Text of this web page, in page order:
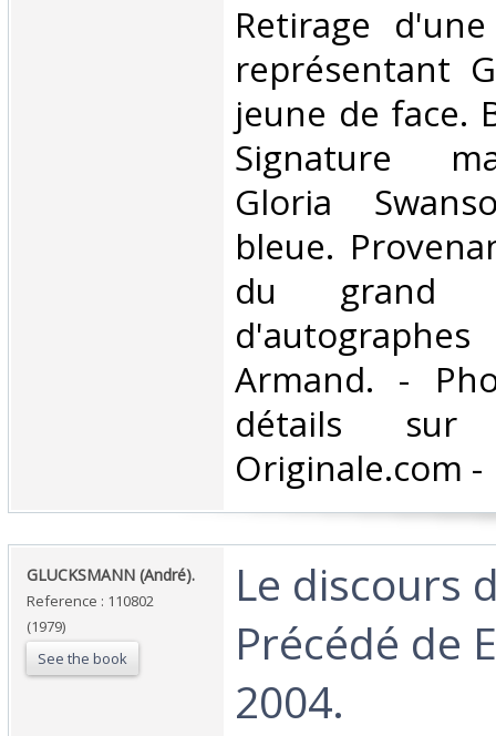
‎Retirage
représentant
jeune de face.
Signature
Gloria
bleue.
du grand
Armand. -
détails sur
Originale.com -‎
‎GLUCKSMANN (André).‎
Reference : 110802
(1979)
See the book
‎Le discours
Précédé de
2004.‎